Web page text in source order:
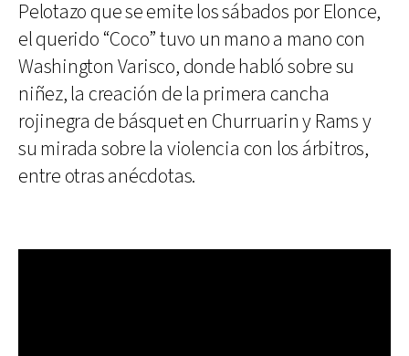
Pelotazo que se emite los sábados por Elonce,
el querido “Coco” tuvo un mano a mano con
Washington Varisco, donde habló sobre su
niñez, la creación de la primera cancha
rojinegra de básquet en Churruarin y Rams y
su mirada sobre la violencia con los árbitros,
entre otras anécdotas.